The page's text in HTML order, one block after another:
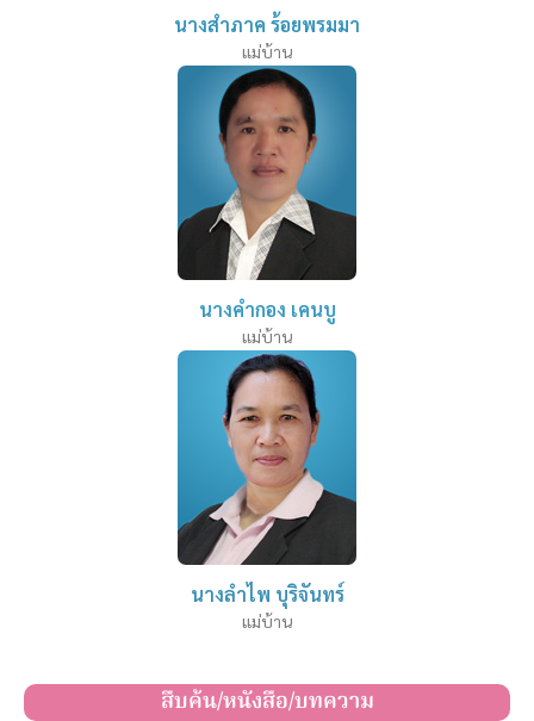
นางสำภาค ร้อยพรมมา
แม่บ้าน
นางคำกอง เคนบู
แม่บ้าน
นางลำไพ บุริจันทร์
แม่บ้าน
สืบค้น/หนังสือ/บทความ